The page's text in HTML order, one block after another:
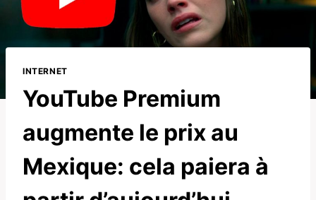
INTERNET
YouTube Premium
augmente le prix au
Mexique: cela paiera à